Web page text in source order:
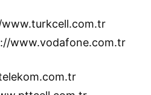
www.vodafone.com.tr